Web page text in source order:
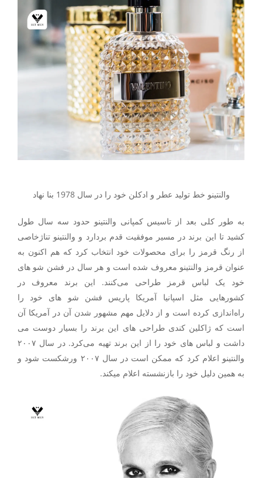
والنتینو خط تولید عطر و ادکلن خود را در سال 1978 بنا نهاد
به طور کلی بعد از تاسیس کمپانی والنتینو حدود سه سال طول
کشید تا این برند در مسیر موفقیت قدم بردارد و والنتینو تناژخاصی
از رنگ قرمز را برای محصولات خود انتخاب کرد که هم اکنون به
عنوان قرمز والنتینو معروف شده است و هر سال در فشن شو های
خود یک لباس قرمز طراحی می‌کنند. این برند معروف در
کشورهایی مثل اسپانیا آمریکا پاریس فشن شو های خود را
راه‌اندازی کرده است و از دلایل مهم مشهور شدن آن در آمریکا آن
است که ژاکلین کندی طراحی های این برند را بسیار دوست می
داشت و لباس های خود را از این برند تهیه می‌کرد. در سال ۲۰۰۷
والنتینو اعلام کرد که ممکن است در سال ۲۰۰۷ ورشکست شود و
به همین دلیل خود را بازنشسته اعلام میکند.